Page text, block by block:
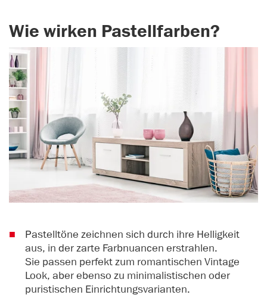
Wie wirken Pastellfarben?
Pastelltöne zeichnen sich durch ihre Helligkeit
aus, in der zarte Farbnuancen erstrahlen.
Sie passen perfekt zum romantischen Vintage
Look, aber ebenso zu minimalistischen oder
puristischen Einrichtungsvarianten.